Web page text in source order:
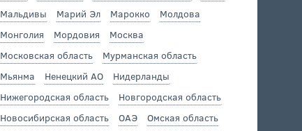
Мальдивы
Марий Эл Марокко
Молдова
Монголия
Мордовия
Москва
Московская область
Мурманская область
Мьянма
Ненецкий АО
Нидерланды
Нижегородская область
Новгородская область
Новосибирская область
ОАЭ
Омская область